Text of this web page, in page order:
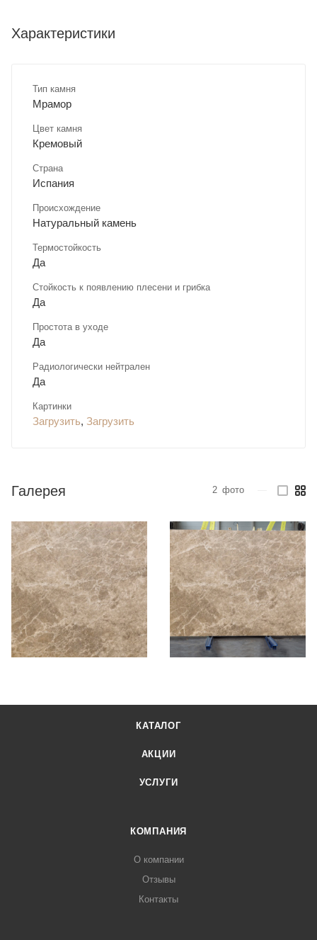
Характеристики
Тип камня
Мрамор
Цвет камня
Кремовый
Страна
Испания
Происхождение
Натуральный камень
Термостойкость
Да
Стойкость к появлению плесени и грибка
Да
Простота в уходе
Да
Радиологически нейтрален
Да
Картинки
Загрузить, Загрузить
Галерея 2 фото
КАТАЛОГ
АКЦИИ
УСЛУГИ
КОМПАНИЯ
О компании
Отзывы
Контакты